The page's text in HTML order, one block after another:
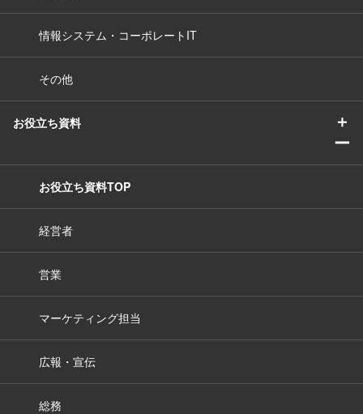
情報システム・コーポレートIT
その他
お役立ち資料
＋
ー
お役立ち資料TOP
経営者
営業
マーケティング担当
広報・宣伝
総務